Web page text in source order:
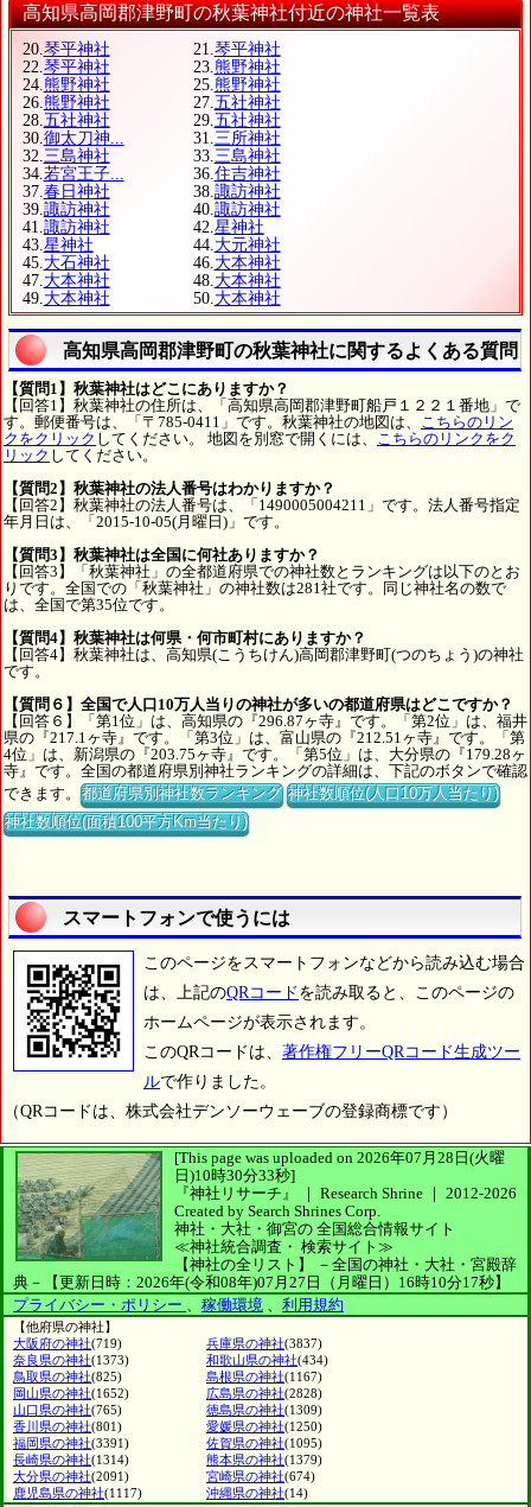
高知県高岡郡津野町の秋葉神社付近の神社一覧表
20.琴平神社 21.琴平神社
22.琴平神社 23.熊野神社
24.熊野神社 25.熊野神社
26.熊野神社 27.五社神社
28.五社神社 29.五社神社
30.御太刀神... 31.三所神社
32.三島神社 33.三島神社
34.若宮王子... 36.住吉神社
37.春日神社 38.諏訪神社
39.諏訪神社 40.諏訪神社
41.諏訪神社 42.星神社
43.星神社 44.大元神社
45.大石神社 46.大本神社
47.大本神社 48.大本神社
49.大本神社 50.大本神社
高知県高岡郡津野町の秋葉神社に関するよくある質問
【質問1】秋葉神社はどこにありますか？
【回答1】秋葉神社の住所は、「高知県高岡郡津野町船戸１２２１番地」で
す。郵便番号は、「〒785-0411」です。秋葉神社の地図は、 こちらのリン
クをクリック してください。 地図を別窓で開くには、 こちらのリンクをク
リック してください。
【質問2】秋葉神社の法人番号はわかりますか？
【回答2】秋葉神社の法人番号は、「1490005004211」です。法人番号指定
年月日は、「2015-10-05(月曜日)」です。
【質問3】秋葉神社は全国に何社ありますか？
【回答3】「秋葉神社」の全都道府県での神社数とランキングは以下のとお
りです。全国での「秋葉神社」の神社数は281社です。同じ神社名の数で
は、全国で第35位です。
【質問4】秋葉神社は何県・何市町村にありますか？
【回答4】秋葉神社は、高知県(こうちけん)高岡郡津野町(つのちょう)の神社
です。
【質問６】全国で人口10万人当りの神社が多いの都道府県はどこですか？
【回答６】「第1位」は、高知県の『296.87ヶ寺』です。「第2位」は、福井
県の『217.1ヶ寺』です。「第3位」は、富山県の『212.51ヶ寺』です。「第
4位」は、新潟県の『203.75ヶ寺』です。「第5位」は、大分県の『179.28ヶ
寺』です。全国の都道府県別神社ランキングの詳細は、下記のボタンで確認
できます。都道府県別神社数ランキング 神社数順位(人口10万人当たり)
神社数順位(面積100平方Km当たり)
スマートフォンで使うには
このページをスマートフォンなどから読み込む場合
は、上記のQRコード を読み取ると、このページの
ホームページが表示されます。
このQRコードは、 著作権フリーQRコード生成ツー
ルで作りました。
（QRコードは、株式会社デンソーウェーブの登録商標です）
[This page was uploaded on 2026年07月28日(火曜
日)10時30分33秒]
『神社リサーチ』 ｜ Research Shrine ｜ 2012-2026
Created by Search Shrines Corp.
神社・大社・御宮の 全国総合情報サイト
≪神社統合調査・ 検索サイト≫
【神社の全リスト】
－全国の神社・大社・宮殿辞
典－
【更新日時：2026年(令和08年)07月27日（月曜日）16時10分17秒】
プライバシー・ポリシー 、 稼働環境 、 利用規約
【他府県の神社】
大阪府の神社(719) 兵庫県の神社(3837)
奈良県の神社(1373) 和歌山県の神社(434)
鳥取県の神社(825) 島根県の神社(1167)
岡山県の神社(1652) 広島県の神社(2828)
山口県の神社(765) 徳島県の神社(1309)
香川県の神社(801) 愛媛県の神社(1250)
福岡県の神社(3391) 佐賀県の神社(1095)
長崎県の神社(1314) 熊本県の神社(1379)
大分県の神社(2091) 宮崎県の神社(674)
鹿児島県の神社(1117) 沖縄県の神社(14)